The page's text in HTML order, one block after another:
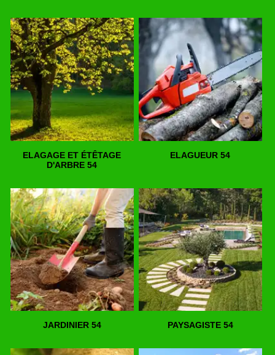
ELAGAGE ET ÉTÊTAGE
D'ARBRE 54
ELAGUEUR 54
JARDINIER 54 PAYSAGISTE 54